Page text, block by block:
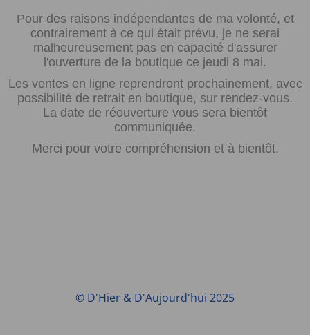
Pour des raisons indépendantes de ma volonté, et
contrairement à ce qui était prévu, je ne serai
malheureusement pas en capacité d'assurer
l'ouverture de la boutique ce jeudi 8 mai.
Les ventes en ligne reprendront prochainement, avec
possibilité de retrait en boutique, sur rendez-vous.
La date de réouverture vous sera bientôt
communiquée.
Merci pour votre compréhension et à bientôt.
© D'Hier & D'Aujourd'hui 2025